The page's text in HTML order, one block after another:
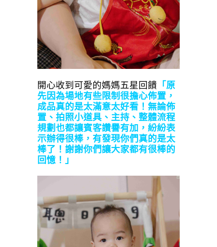
開心收到可愛的媽媽五星回饋 「原
先因為場地有些限制很擔心佈置，
成品真的是太滿意太好看！無論佈
置、拍照小道具、主持、整體流程
規劃也都讓賓客讚譽有加，紛紛表
示辦得很棒，有發現你們真的是太
棒了！謝謝你們讓大家都有很棒的
回憶！」